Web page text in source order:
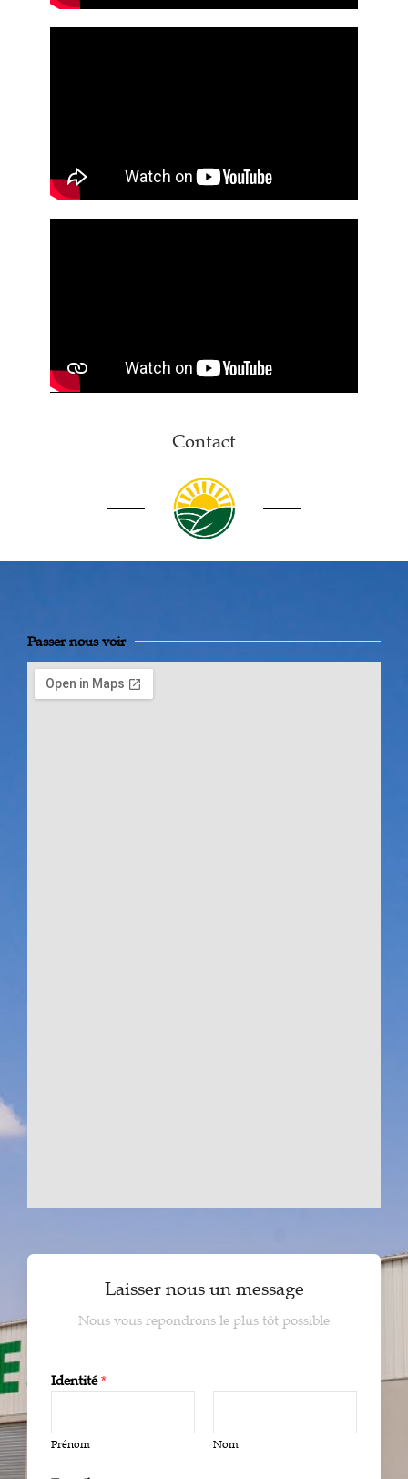
Contact
Passer nous voir
Laisser nous un message
Nous vous repondrons le plus tôt possible
Identité*
Prénom Nom